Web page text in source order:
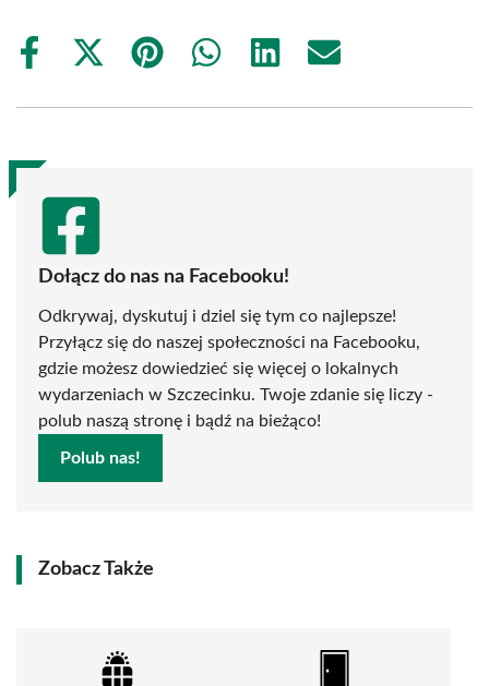
Share
Share
(Twitter)
Share
Share
Share
Share
Dołącz do nas na Facebooku!
Odkrywaj, dyskutuj i dziel się tym co najlepsze!
Przyłącz się do naszej społeczności na Facebooku,
gdzie możesz dowiedzieć się więcej o lokalnych
wydarzeniach w Szczecinku. Twoje zdanie się liczy -
polub naszą stronę i bądź na bieżąco!
Polub nas!
Zobacz Także